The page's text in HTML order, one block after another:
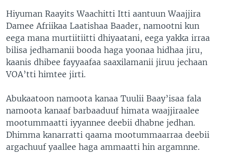
Hiyuman Raayits Waachitti Itti aantuun Waajjira
Damee Afriikaa Laatishaa Baader, namootni kun
eega mana murtiitiitti dhiyaatani, eega yakka irraa
bilisa jedhamanii booda haga yoonaa hidhaa jiru,
kaanis dhibee fayyaafaa saaxilamanii jiruu jechaan
VOA’tti himtee jirti.
Abukaatoon namoota kanaa Tuulii Baay’isaa fala
namoota kanaaf barbaaduuf himata waajjiraalee
mootummaatti iyyannee deebii dhabne jedhan.
Dhimma kanarratti qaama mootummaarraa deebii
argachuuf yaallee haga ammaatti hin argamnne.